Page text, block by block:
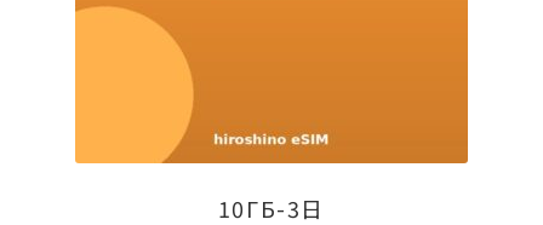
10ГБ-3日